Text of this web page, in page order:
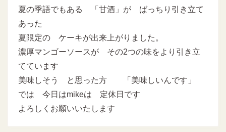
夏の季語でもある 「甘酒」が ばっちり引き立て
あった
夏限定の ケーキが出来上がりました。
濃厚マンゴーソースが その2つの味をより引き立
てています
美味しそう と思った方 「美味しいんです」
では 今日はmikeは 定休日です
よろしくお願いいたします